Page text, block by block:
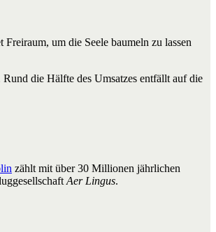
um die Seele baumeln zu lassen
die Hälfte des Umsatzes entfällt auf die
zählt mit über 30 Millionen jährlichen
Aer Lingus.